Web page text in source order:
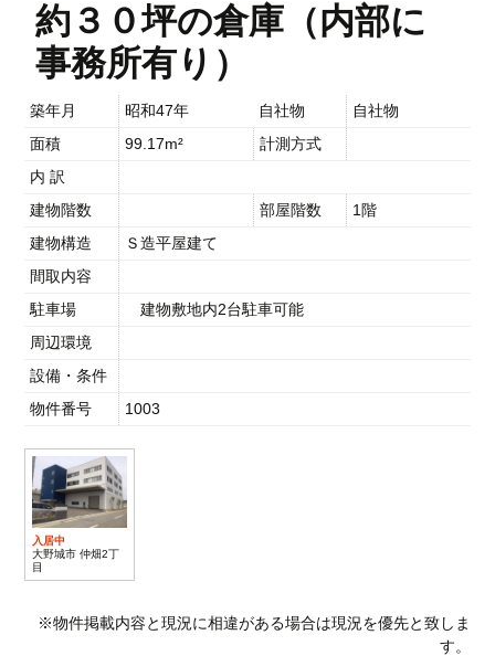
約３０坪の倉庫（内部に
事務所有り）
築年月 昭和47年 自社物
自社物
面積
99.17m²
計測方式
内 訳
建物階数
部屋階数
1階
建物構造
Ｓ造平屋建て
間取内容
駐車場
建物敷地内2台駐車可能
周辺環境
設備・条件
物件番号
1003
入居中
大野城市 仲畑2丁
目
※物件掲載内容と現況に相違がある場合は現況を優先と致しま
す。